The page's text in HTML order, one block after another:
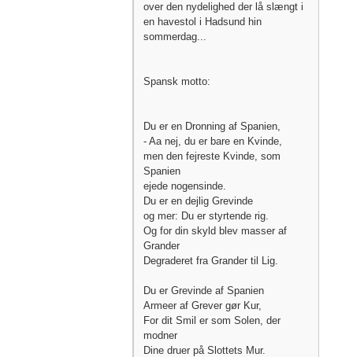
over den nydelighed der lå slængt i
en havestol i Hadsund hin
sommerdag...
Spansk motto:
Du er en Dronning af Spanien,
- Aa nej, du er bare en Kvinde,
men den fejreste Kvinde, som
Spanien
ejede nogensinde.
Du er en dejlig Grevinde
og mer: Du er styrtende rig.
Og for din skyld blev masser af
Grander
Degraderet fra Grander til Lig.
Du er Grevinde af Spanien
Armeer af Grever gør Kur,
For dit Smil er som Solen, der
modner
Dine druer på Slottets Mur.